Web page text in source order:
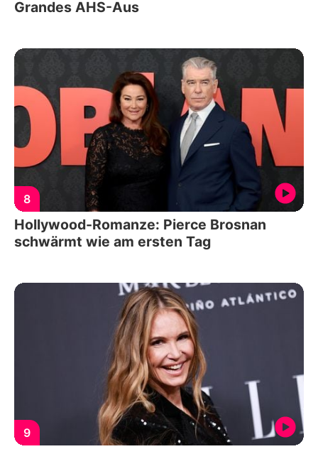
Grandes AHS-Aus
8
Hollywood-Romanze: Pierce Brosnan
schwärmt wie am ersten Tag
9